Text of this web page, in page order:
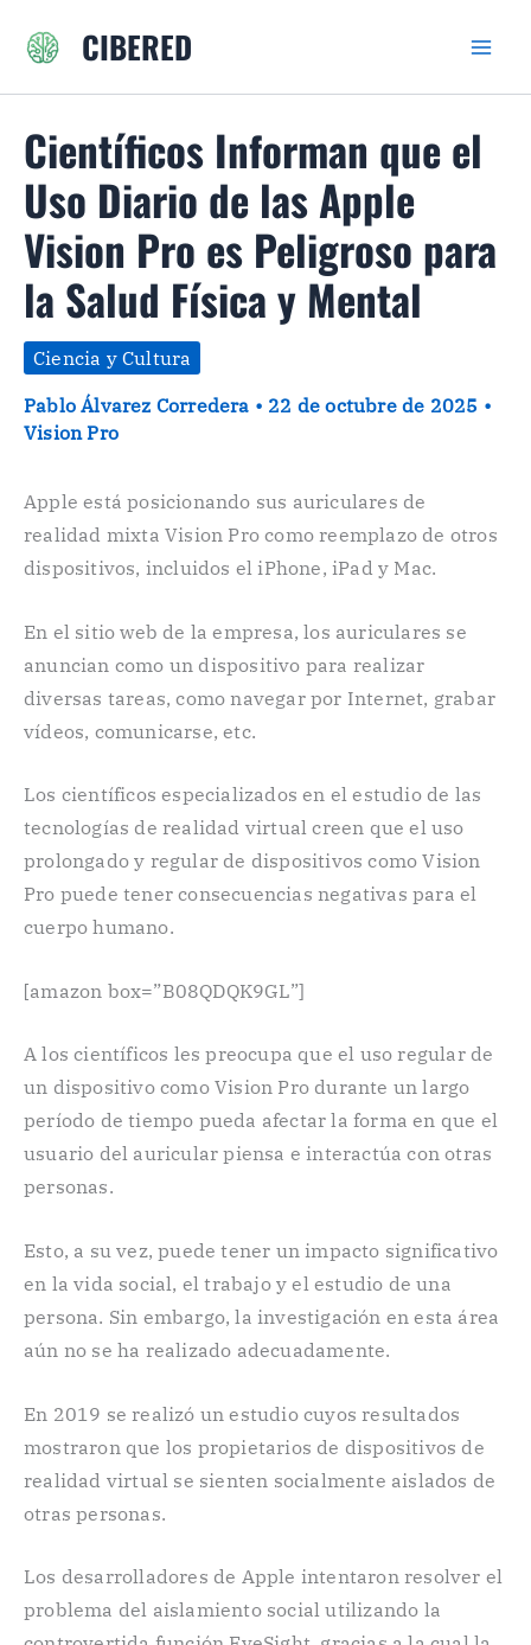
CIBERED
Científicos Informan que el
Uso Diario de las Apple
Vision Pro es Peligroso para
la Salud Física y Mental
Ciencia y Cultura
Pablo Álvarez Corredera • 22 de octubre de 2025 •
Vision Pro
Apple está posicionando sus auriculares de
realidad mixta Vision Pro como reemplazo de otros
dispositivos, incluidos el iPhone, iPad y Mac.
En el sitio web de la empresa, los auriculares se
anuncian como un dispositivo para realizar
diversas tareas, como navegar por Internet, grabar
vídeos, comunicarse, etc.
Los científicos especializados en el estudio de las
tecnologías de realidad virtual creen que el uso
prolongado y regular de dispositivos como Vision
Pro puede tener consecuencias negativas para el
cuerpo humano.
[amazon box=”B08QDQK9GL”]
A los científicos les preocupa que el uso regular de
un dispositivo como Vision Pro durante un largo
período de tiempo pueda afectar la forma en que el
usuario del auricular piensa e interactúa con otras
personas.
Esto, a su vez, puede tener un impacto significativo
en la vida social, el trabajo y el estudio de una
persona. Sin embargo, la investigación en esta área
aún no se ha realizado adecuadamente.
En 2019 se realizó un estudio cuyos resultados
mostraron que los propietarios de dispositivos de
realidad virtual se sienten socialmente aislados de
otras personas.
Los desarrolladores de Apple intentaron resolver el
problema del aislamiento social utilizando la